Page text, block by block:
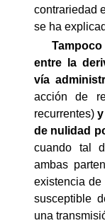
contrariedad
se ha
entre la
vía
acción de
recurrentes)
de nulidad
cuando tal
ambas
existencia
susceptible
una